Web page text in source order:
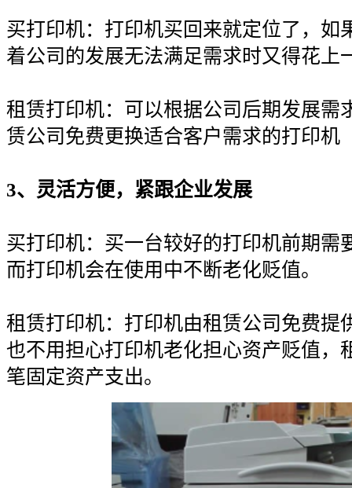
买打印机：打印机买回来就定位了，如
着公司的发展无法满足需求时又得花上
租赁打印机：可以根据公司后期发展需
赁公司免费更换适合客户需求的打印机
3、灵活方便，紧跟企业发展
买打印机：买一台较好的打印机前期需
而打印机会在使用中不断老化贬值。
租赁打印机：打印机由租赁公司免费提
也不用担心打印机老化担心资产贬值，
笔固定资产支出。